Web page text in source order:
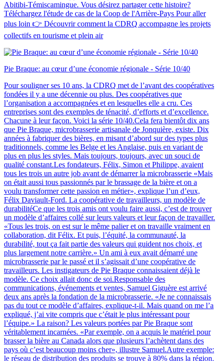
Abitibi‑Témiscamingue. Vous désirez partager cette histoire?
Téléchargez l'étude de cas de la Coop de l'Arrière-Pays Pour aller
plus loin 👉 Découvrir comment la CDRQ accompagne les projets
collectifs en tourisme et plein air
Pie Braque: au cœur d’une économie régionale - Série 10/40
Pour souligner ses 10 ans, la CDRQ met de l’avant des coopératives
fondées il y a une décennie ou plus. Des coopératives que
l’organisation a accompagnées et en lesquelles elle a cru. Ces
entreprises sont des exemples de ténacité, d’efforts et d’excellence.
Chacune à leur façon. Voici la série 10/40.Cela fera bientôt dix ans
que Pie Braque, microbrasserie artisanale de Jonquière, existe. Dix
années à fabriquer des bières, en misant d’abord sur des types plus
traditionnels, comme les Belge et les Anglaise, puis en variant de
plus en plus les styles. Mais toujours, toujours, avec un souci de
qualité constant.Les fondateurs, Félix, Simon et Philippe, avaient
tous les trois un autre job avant de démarrer la microbrasserie «Mais
on était aussi tous passionnés par le brassage de la bière et on a
voulu transformer cette passion en métier», explique l’un d’eux,
Félix Daviault-Ford. La coopérative de travailleurs, un modèle de
durabilitéCe que les trois amis ont voulu faire aussi, c’est de trouver
un modèle d’affaires collé sur leurs valeurs et leur façon de travailler.
«Tous les trois, on est sur le même palier et on travaille vraiment en
collaboration, dit Félix. Et puis, l’équité, la communauté, la
durabilité, tout ça fait partie des valeurs qui guident nos choix, et
plus largement notre carrière.» Un ami à eux avait démarré une
microbrasserie par le passé et il s’agissait d’une coopérative de
travailleurs. Les instigateurs de Pie Braque connaissaient déjà le
modèle. Ce choix allait donc de soi.Responsable des
communications, événements et ventes, Samuel Giguère est arrivé
deux ans après la fondation de la microbrasserie. «Je ne connaissais
pas du tout ce modèle d’affaires, explique-t-il. Mais quand on me l’a
expliqué, j’ai vite compris que c’était le plus intéressant pour
l’équipe.» La raison? Les valeurs portées par Pie Braque sont
véritablement incarnées. «Par exemple, on a acquis le matériel pour
brasser la bière au Canada alors que plusieurs l’achètent dans des
pays où c’est beaucoup moins cher», illustre Samuel.Autre exemple:
le réseau de distribution des produits se trouve à 80% dans la région.